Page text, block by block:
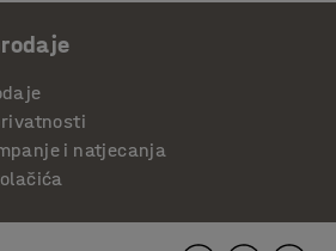
i natjecanja